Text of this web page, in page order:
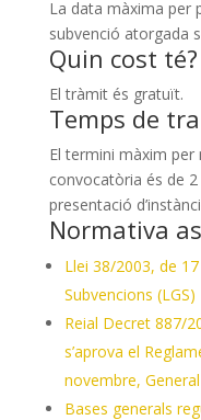
La data màxima per
subvenció atorgada
Quin cost té?
El tràmit és gratuït.
Temps de
El termini màxim
convocatòria és de
presentació
Normativa
Llei 38/2003, de
Subvencions (LGS)
Reial Decret 887/
s’aprova el
novembre,
Bases generals